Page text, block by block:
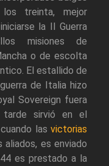
treinta, mejor
la II Guerra
misiones de
o de escolta
El estallido de
de Italia hizo
Sovereign fuera
tarde sirvió en el
las victorias
es enviado
es prestado a la